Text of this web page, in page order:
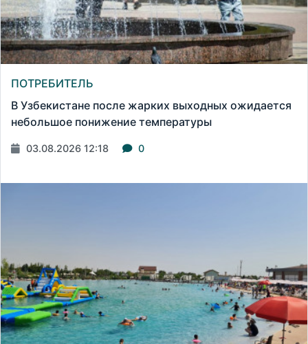
ПОТРЕБИТЕЛЬ
В Узбекистане после жарких выходных ожидается
небольшое понижение температуры
03.08.2026 12:18 0